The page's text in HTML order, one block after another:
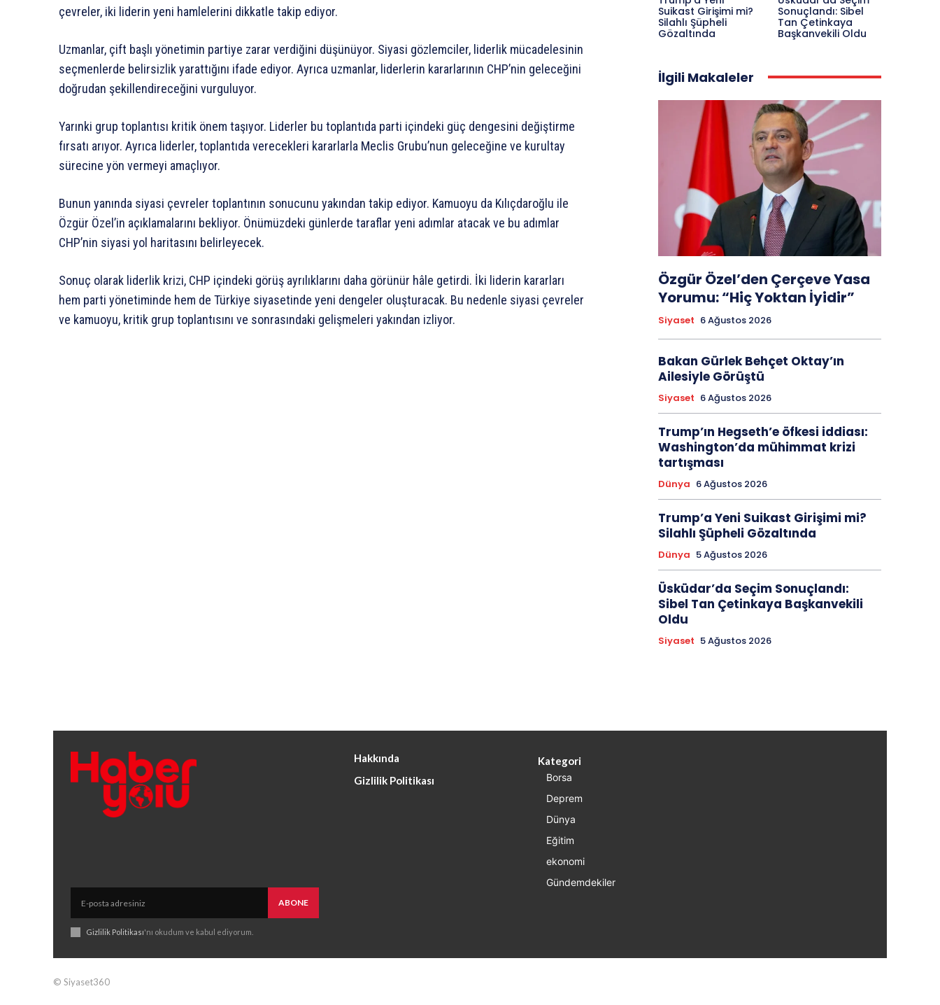
çevreler, iki liderin yeni hamlelerini dikkatle takip ediyor.
Uzmanlar, çift başlı yönetimin partiye zarar verdiğini düşünüyor. Siyasi gözlemciler, liderlik mücadelesinin
seçmenlerde belirsizlik yarattığını ifade ediyor. Ayrıca uzmanlar, liderlerin kararlarının CHP’nin geleceğini
doğrudan şekillendireceğini vurguluyor.
Yarınki grup toplantısı kritik önem taşıyor. Liderler bu toplantıda parti içindeki güç dengesini değiştirme
fırsatı arıyor. Ayrıca liderler, toplantıda verecekleri kararlarla Meclis Grubu’nun geleceğine ve kurultay
sürecine yön vermeyi amaçlıyor.
Bunun yanında siyasi çevreler toplantının sonucunu yakından takip ediyor. Kamuoyu da Kılıçdaroğlu ile
Özgür Özel’in açıklamalarını bekliyor. Önümüzdeki günlerde taraflar yeni adımlar atacak ve bu adımlar
CHP’nin siyasi yol haritasını belirleyecek.
Sonuç olarak liderlik krizi, CHP içindeki görüş ayrılıklarını daha görünür hâle getirdi. İki liderin kararları
hem parti yönetiminde hem de Türkiye siyasetinde yeni dengeler oluşturacak. Bu nedenle siyasi çevreler
ve kamuoyu, kritik grup toplantısını ve sonrasındaki gelişmeleri yakından izliyor.
Suikast Girişimi mi?
Silahlı Şüpheli
Gözaltında
Sonuçlandı: Sibel
Tan Çetinkaya
Başkanvekili Oldu
İlgili Makaleler
Özgür Özel’den Çerçeve Yasa
Yorumu: “Hiç Yoktan İyidir”
Siyaset 6 Ağustos 2026
Bakan Gürlek Behçet Oktay’ın
Ailesiyle Görüştü
Siyaset 6 Ağustos 2026
Trump’ın Hegseth’e öfkesi iddiası:
Washington’da mühimmat krizi
tartışması
Dünya 6 Ağustos 2026
Trump’a Yeni Suikast Girişimi mi?
Silahlı Şüpheli Gözaltında
Dünya 5 Ağustos 2026
Üsküdar’da Seçim Sonuçlandı:
Sibel Tan Çetinkaya Başkanvekili
Oldu
Siyaset 5 Ağustos 2026
ABONE
Gizlilik Politikası'nı okudum ve kabul ediyorum.
Hakkında
Gizlilik Politikası
Kategori
Borsa
Deprem
Dünya
Eğitim
ekonomi
Gündemdekiler
© Siyaset360